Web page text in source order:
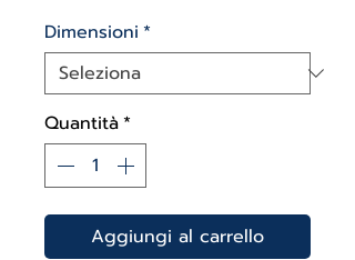
Dimensioni *
Quantità*
Aggiungi al carrello